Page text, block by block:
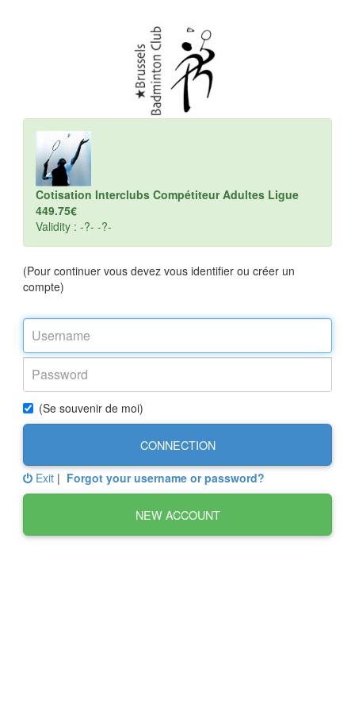
Cotisation Interclubs Compétiteur Adultes Ligue
449.75€
Validity : -?- -?-
(Pour continuer vous devez vous identifier ou créer un
compte)
(Se souvenir de moi)
CONNECTION
Exit | Forgot your username or password?
NEW ACCOUNT